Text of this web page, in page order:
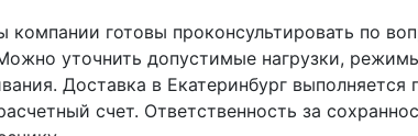
компании готовы проконсультировать по
уточнить допустимые нагрузки,
Доставка в Екатеринбург выполняется
счет. Ответственность за